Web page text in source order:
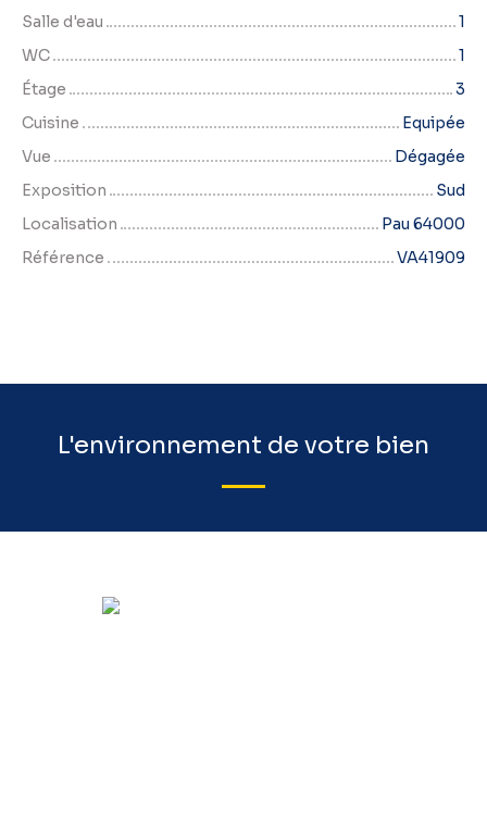
Salle d'eau
1
WC
1
Étage
3
Cuisine
Equipée
Vue
Dégagée
Exposition
Sud
Localisation
Pau 64000
Référence
VA41909
L'environnement de votre bien